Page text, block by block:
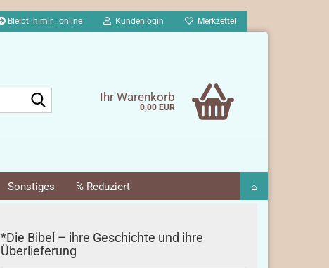
Bleibt in mir : online Kundenlogin Merkzettel
Ihr Warenkorb
0,00 EUR
Sonstiges % Reduziert ⌂
*Die Bibel – ihre Geschichte und ihre
Überlieferung